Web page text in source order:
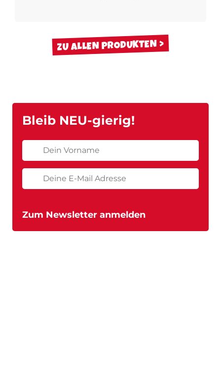
ZU ALLEN PRODUKTEN
Bleib NEU-gierig!